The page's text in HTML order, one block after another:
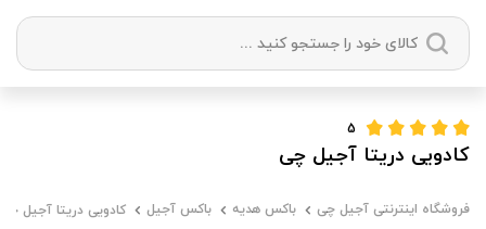
دسته بندی ها
آجیل میوه خشک
فروشگاه اینترنتی آجیل چی باکس هدیه باکس آجیل کادویی دریتا آجیل چی
5
کادویی دریتا آجیل چی